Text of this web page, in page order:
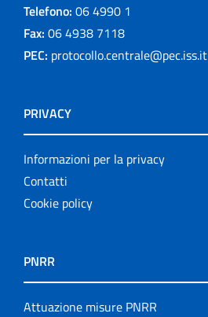
Telefono: 06 4990 1
Fax: 06 4938 7118
PEC: protocollo.centrale@pec.iss.it
PRIVACY
Informazioni per la privacy
Contatti
Cookie policy
PNRR
Attuazione misure PNRR